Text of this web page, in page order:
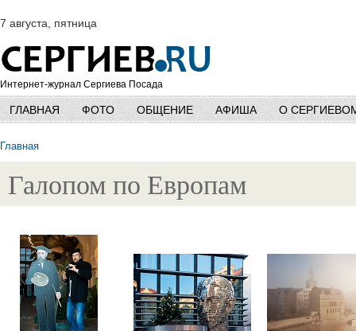
7 августа, пятница
Интернет-журнал Сергиева Посада
ГЛАВНАЯ ФОТО ОБЩЕНИЕ АФИША О
Главная
Галопом по Европам